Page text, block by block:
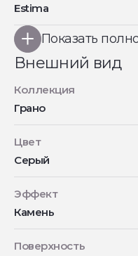
Estima
Показать
Внешний вид
Коллекция
Грано
Цвет
Серый
Эффект
Камень
Поверхность